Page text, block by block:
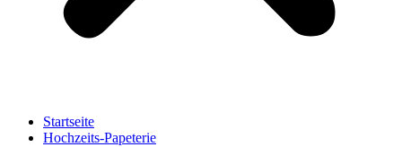
Startseite
Hochzeits-Papeterie